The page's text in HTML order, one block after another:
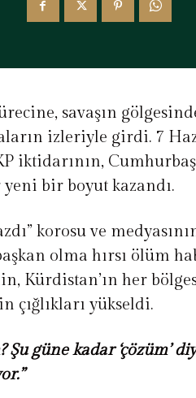
savaşın
izleriyle girdi. 7
iktidarının,
yeni bir boyut kazandı.
korosu ve
olma hırsı ölüm
Kürdistan’ın her
çığlıkları yükseldi.
güne kadar ‘çözüm’